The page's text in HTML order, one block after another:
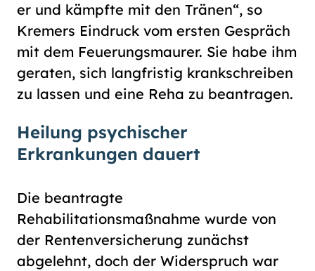
er und kämpfte mit den Tränen“, so
Kremers Eindruck vom ersten Gespräch
mit dem Feuerungsmaurer. Sie habe ihm
geraten, sich langfristig krankschreiben
zu lassen und eine Reha zu beantragen.
Heilung psychischer
Erkrankungen dauert
Die beantragte
Rehabilitationsmaßnahme wurde von
der Rentenversicherung zunächst
abgelehnt, doch der Widerspruch war